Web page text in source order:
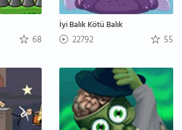
68
İyi Balık Kötü Balık
22792 55